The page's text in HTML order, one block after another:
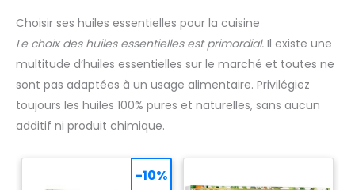
Choisir ses huiles essentielles pour la cuisine
Le choix des huiles essentielles est primordial. Il existe une
multitude d’huiles essentielles sur le marché et toutes ne
sont pas adaptées à un usage alimentaire. Privilégiez
toujours les huiles 100% pures et naturelles, sans aucun
additif ni produit chimique.
-10%